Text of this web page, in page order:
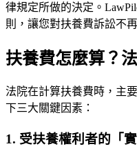
律規定所做的決定。
則，讓您對扶養費訴訟不
扶養費怎麼算？
法院在計算扶養費時，主
下三大關鍵因素：
1. 受扶養權利者的「實